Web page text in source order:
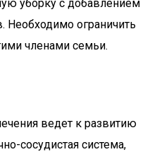
уборку с добавлением
ограничить
членами семьи.
ведет к развитию
сосудистая система,